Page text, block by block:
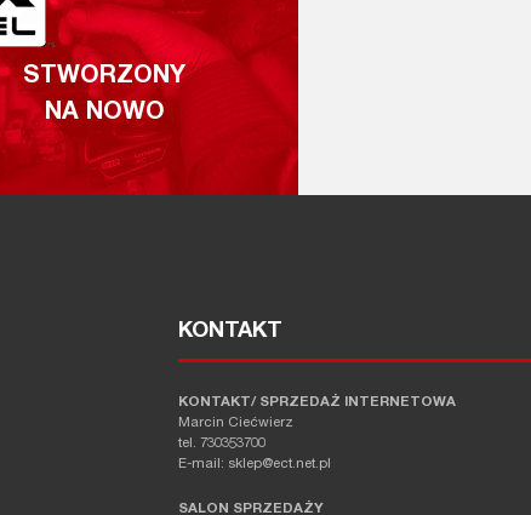
STWORZONY
NA NOWO
KONTAKT
KONTAKT/ SPRZEDAŻ INTERNETOWA
Marcin Ciećwierz
tel. 730353700
E-mail: sklep@ect.net.pl
SALON SPRZEDAŻY